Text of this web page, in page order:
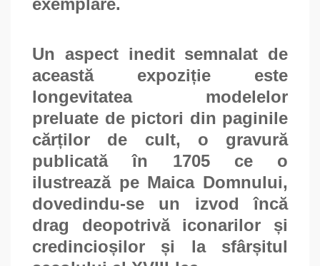
exemplare.
Un aspect inedit semnalat de
această expoziție este
longevitatea modelelor
preluate de pictori din paginile
cărților de cult, o gravură
publicată în 1705 ce o
ilustrează pe Maica Domnului,
dovedindu-se un izvod încă
drag deopotrivă iconarilor și
credincioșilor și la sfârșitul